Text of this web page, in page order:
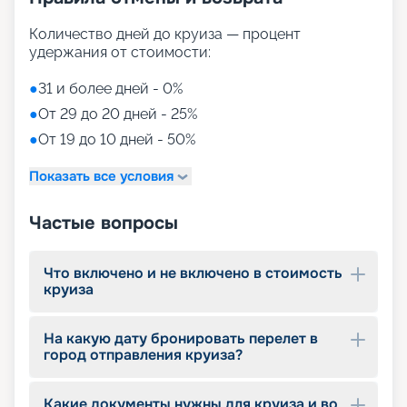
Путешествуйте с
«Круиз.онлайн»
Приглашаем вас ознакомиться с предложением
компании «Круиз.онлайн» и купить
2026 - 2027 гг. прямо на нашем удобном и
внимание созданию простого и быстрого
сервиса, который позволит вам оформить бронь
Исследуйте детальные фото, схему и план палуб
лайнера, выбирайте из широкого ассортимента
отзывы, смотрите описание, расписание,
характеристики и маршруты. Не упустите
раннего бронирования. Ваш незабываемый
Количество дней до круиза — процент
удержания от стоимости:
●31 и более дней - 0%
●От 29 до 20 дней - 25%
●От 19 до 10 дней - 50%
Показать все условия
Частые вопросы
Что включено и не включено в стоимость
круиза
На какую дату бронировать перелет в
город отправления круиза?